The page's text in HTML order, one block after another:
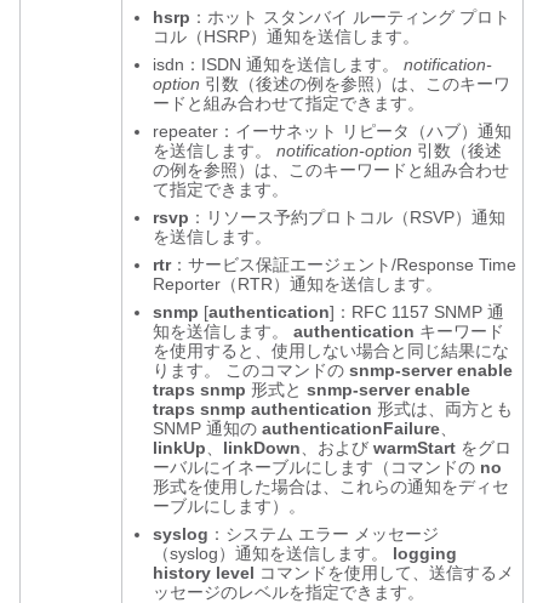
hsrp ：ホット スタンバイ ルーティング プロト
コル（HSRP）通知を送信します。
isdn：ISDN 通知を送信します。 notification-
option 引数（後述の例を参照）は、このキーワ
ードと組み合わせて指定できます。
repeater：イーサネット リピータ（ハブ）通知
を送信します。 notification-option 引数（後述
の例を参照）は、このキーワードと組み合わせ
て指定できます。
rsvp ：リソース予約プロトコル（RSVP）通知
を送信します。
rtr：サービス保証エージェント/Response Time
Reporter（RTR）通知を送信します。
snmp [authentication]：RFC 1157 SNMP 通
知を送信します。 authentication キーワード
を使用すると、使用しない場合と同じ結果にな
ります。 このコマンドの snmp-server enable
traps snmp 形式と snmp-server enable
traps snmp authentication 形式は、両方とも
SNMP 通知の authenticationFailure
linkUp
linkDown 、および warmStart をグロ
ーバルにイネーブルにします（コマンドの no
形式を使用した場合は、これらの通知をディセ
ーブルにします）。
syslog ：システム エラー メッセージ
（syslog）通知を送信します。 logging
history level コマンドを使用して、送信するメ
ッセージのレベルを指定できます。